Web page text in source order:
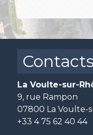
La Voulte-sur-
9, rue Rampon
07800 La Voulte-
+33 4 75 62 40 44